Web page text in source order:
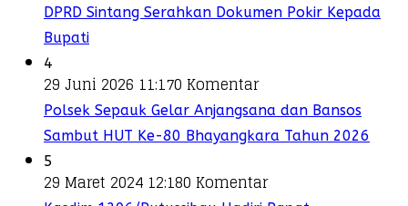
DPRD Sintang Serahkan Dokumen Pokir Kepada
Bupati
4
29 Juni 2026 11:170 Komentar
Polsek Sepauk Gelar Anjangsana dan Bansos
Sambut HUT Ke-80 Bhayangkara Tahun 2026
5
29 Maret 2024 12:180 Komentar